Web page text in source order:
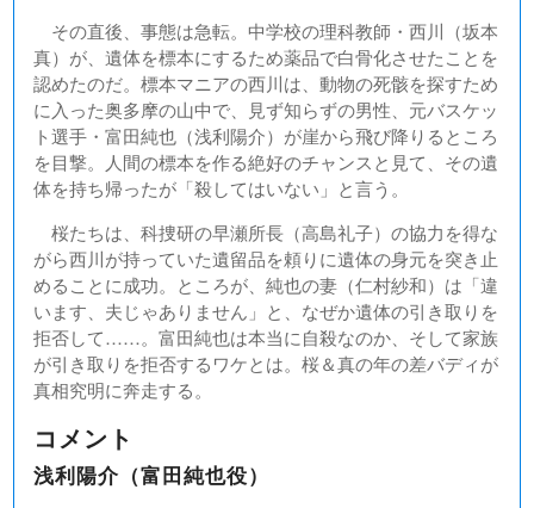
その直後、事態は急転。中学校の理科教師・西川（坂本
真）が、遺体を標本にするため薬品で白骨化させたことを
認めたのだ。標本マニアの西川は、動物の死骸を探すため
に入った奥多摩の山中で、見ず知らずの男性、元バスケッ
ト選手・富田純也（浅利陽介）が崖から飛び降りるところ
を目撃。人間の標本を作る絶好のチャンスと見て、その遺
体を持ち帰ったが「殺してはいない」と言う。
桜たちは、科捜研の早瀬所長（高島礼子）の協力を得な
がら西川が持っていた遺留品を頼りに遺体の身元を突き止
めることに成功。ところが、純也の妻（仁村紗和）は「違
います、夫じゃありません」と、なぜか遺体の引き取りを
拒否して……。富田純也は本当に自殺なのか、そして家族
が引き取りを拒否するワケとは。桜＆真の年の差バディが
真相究明に奔走する。
コメント
浅利陽介（富田純也役）